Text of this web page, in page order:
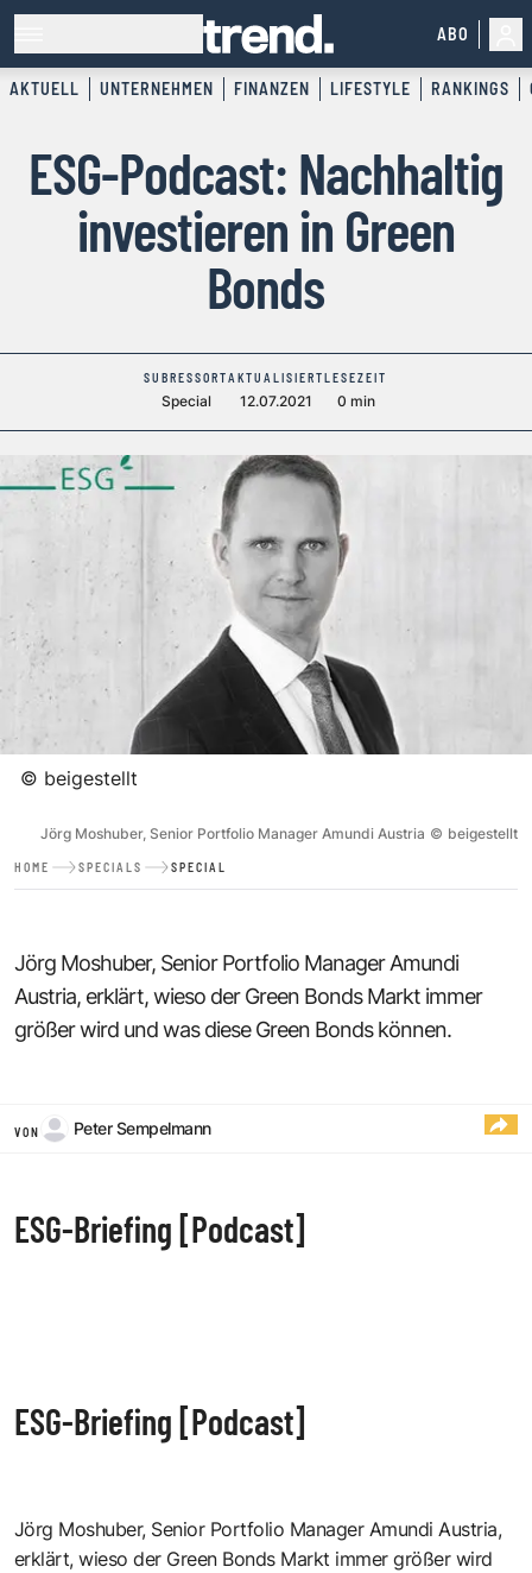
ABO
AKTUELL UNTERNEHMEN FINANZEN LIFESTYLE RANKINGS
ESG-Podcast: Nachhaltig
investieren in Green
Bonds
SUBRESSORT
Special
AKTUALISIERT
12.07.2021
LESEZEIT
0 min
© beigestellt
Jörg Moshuber, Senior Portfolio Manager Amundi Austria © beigestellt
HOME SPECIALS SPECIAL
Jörg Moshuber, Senior Portfolio Manager Amundi
Austria, erklärt, wieso der Green Bonds Markt immer
größer wird und was diese Green Bonds können.
VON Peter Sempelmann
ESG-Briefing [Podcast]
ESG-Briefing [Podcast]
Jörg Moshuber, Senior Portfolio Manager Amundi Austria,
erklärt, wieso der Green Bonds Markt immer größer wird